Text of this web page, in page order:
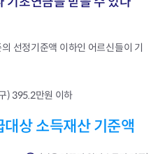
선정기준액 이하인 어르신들이 기
) 395.2만원 이하
상 소득재산 기준액